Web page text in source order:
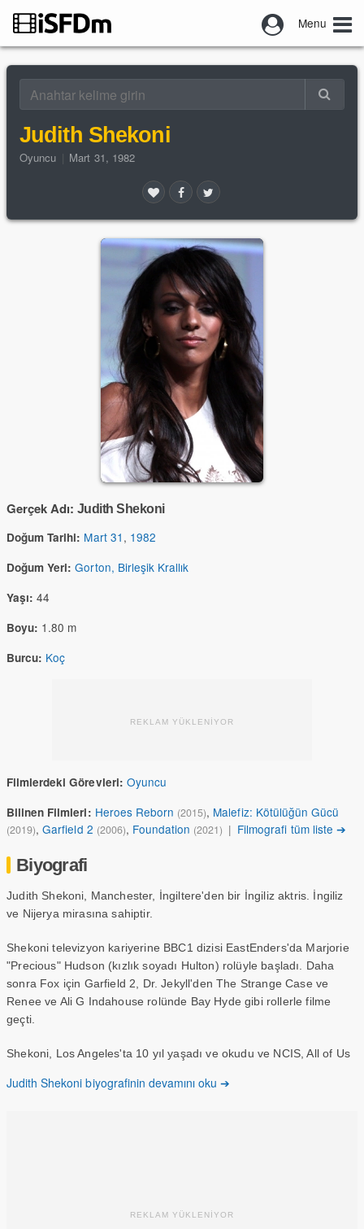
Menu
Judith Shekoni
Oyuncu Mart 31, 1982
Gerçek Adı: Judith Shekoni
Doğum Tarihi: Mart 31 , 1982
Doğum Yeri: Gorton, Birleşik Krallık
Yaşı: 44
Boyu: 1.80 m
Burcu: Koç
REKLAM YÜKLENİYOR
Filmlerdeki Görevleri: Oyuncu
Bilinen Filmleri: Heroes Reborn (2015), Malefiz: Kötülüğün Gücü
(2019),Garfield 2 (2006), Foundation (2021) | Filmografi tüm liste ➔
Biyografi
Judith Shekoni, Manchester, İngiltere'den bir İngiliz aktris. İngiliz
ve Nijerya mirasına sahiptir.
Shekoni televizyon kariyerine BBC1 dizisi EastEnders'da Marjorie
"Precious" Hudson (kızlık soyadı Hulton) rolüyle başladı. Daha
sonra Fox için Garfield 2, Dr. Jekyll'den The Strange Case ve
Renee ve Ali G Indahouse rolünde Bay Hyde gibi rollerle filme
geçti.
Shekoni, Los Angeles'ta 10 yıl yaşadı ve okudu ve NCIS, All of Us
televizyon programlarında yer aldı.
Judith Shekoni biyografinin devamını oku ➔
REKLAM YÜKLENİYOR